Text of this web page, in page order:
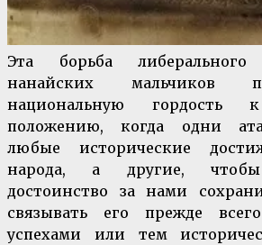
Эта борьба
нанайских мальчиков
национальную гордость
положению, когда одни
любые исторические
народа, а другие, чтобы
достоинство за нами
связывать его прежде
успехами или тем